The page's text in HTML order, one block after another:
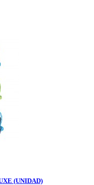
(UNIDAD)